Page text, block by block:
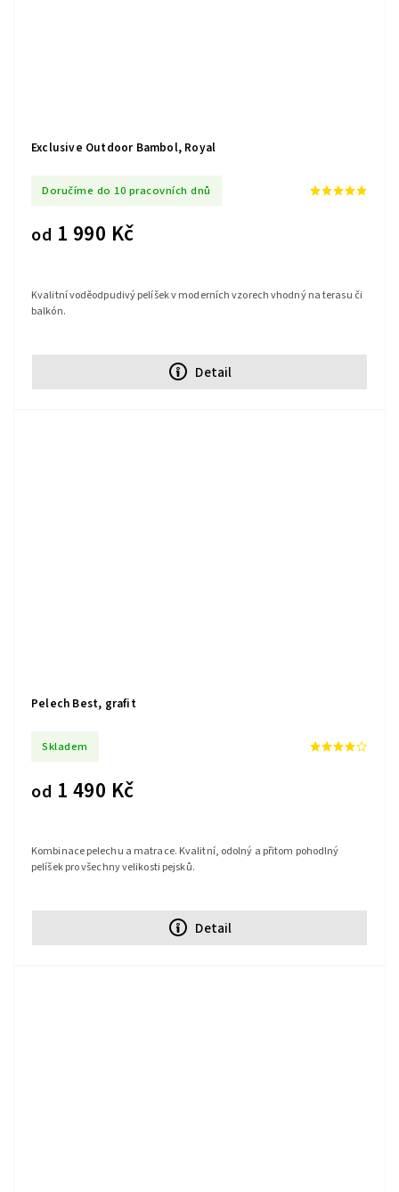
Exclusive Outdoor Bambol, Royal
Doručíme do 10 pracovních dnů
od 1 990 Kč
Detail
Kvalitní voděodpudivý pelíšek v moderních vzorech vhodný na terasu či
balkón.
Pelech Best, grafit
Skladem
od 1 490 Kč
Detail
Kombinace pelechu a matrace. Kvalitní, odolný a přitom pohodlný
pelíšek pro všechny velikosti pejsků.